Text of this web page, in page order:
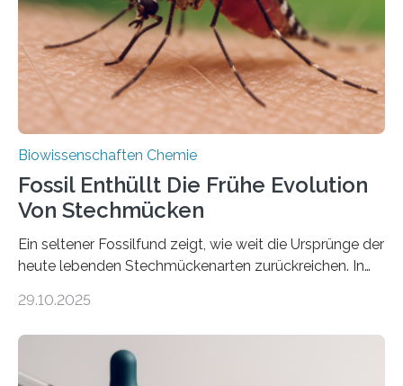
dieser Gruppe bilden aus Zellfäden dichte Geflechte
mit scheibenförmiger Gestalt. Was auffällig ist: Die
nächsten…
Biowissenschaften Chemie
Fossil Enthüllt Die Frühe Evolution
Von Stechmücken
Ein seltener Fossilfund zeigt, wie weit die Ursprünge der
heute lebenden Stechmückenarten zurückreichen. In
Forschende die bisher älteste bekannte Stechmücken-
Region Kachin in Myanmar und hat sich in
ausgezeichnetem Zustand erhalten. Es konnte als neue
29.10.2025